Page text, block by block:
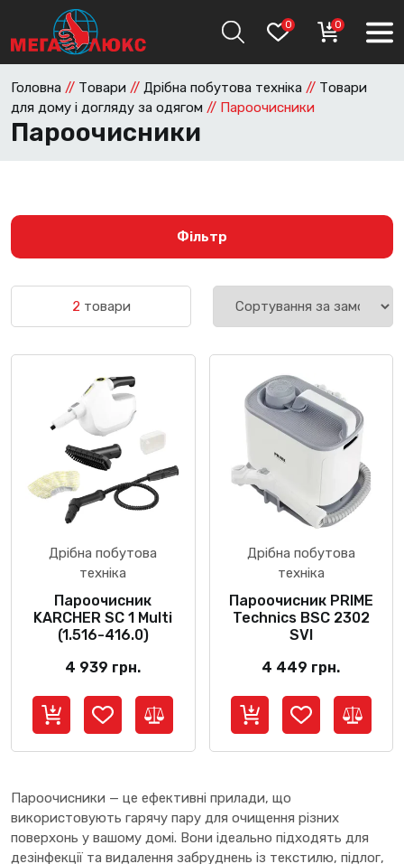
0 0
Головна // Товари // Дрібна побутова техніка // Товари
для дому і догляду за одягом // Пароочисники
Пароочисники
Фільтр
2 товари
Дрібна побутова
техніка
Пароочисник
KARCHER SC 1 Multi
(1.516-416.0)
4 939 грн.
Дрібна побутова
техніка
Пароочисник PRIME
Technics BSC 2302
SVI
4 449 грн.
Пароочисники — це ефективні прилади, що
використовують гарячу пару для очищення різних
поверхонь у вашому домі. Вони ідеально підходять для
дезінфекції та видалення забруднень із текстилю, підлог,